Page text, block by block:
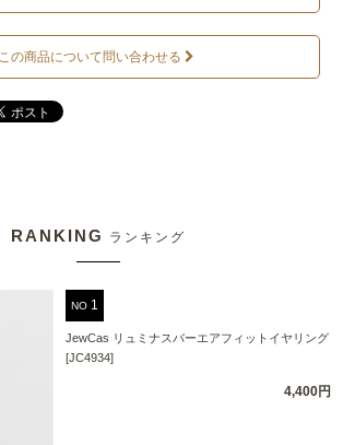
この商品について問い合わせる
RANKING ランキング
NO
JewCas リュミナスバーエアフィットイヤリング
[JC4934]
4,400円